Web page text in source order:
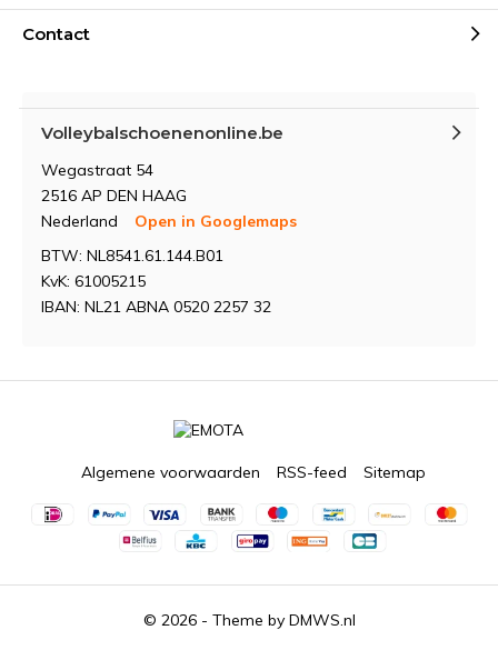
Contact
Volleybalschoenenonline.be
Wegastraat 54
2516 AP DEN HAAG
Nederland
Open in Googlemaps
BTW: NL8541.61.144.B01
KvK: 61005215
IBAN: NL21 ABNA 0520 2257 32
© 2026 - Theme by DMWS.nl
Algemene voorwaarden RSS-feed Sitemap